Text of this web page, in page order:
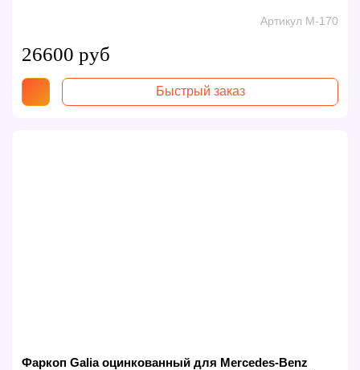
Артикул M-170
26600 руб
Быстрый заказ
Фаркоп Galia оцинкованный для Mercedes-Benz